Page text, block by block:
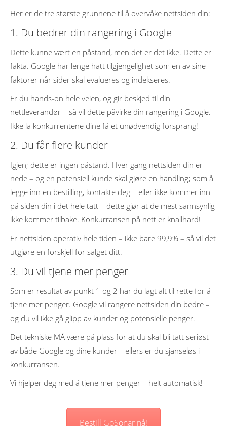
Her er de tre største grunnene til å overvåke nettsiden din:
1. Du bedrer din rangering i Google
Dette kunne vært en påstand, men det er det ikke. Dette er
fakta. Google har lenge hatt tilgjengelighet som en av sine
faktorer når sider skal evalueres og indekseres.
Er du hands-on hele veien, og gir beskjed til din
nettleverandør – så vil dette påvirke din rangering i Google.
Ikke la konkurrentene dine få et unødvendig forsprang!
2. Du får flere kunder
Igjen; dette er ingen påstand. Hver gang nettsiden din er
nede – og en potensiell kunde skal gjøre en handling; som å
legge inn en bestilling, kontakte deg – eller ikke kommer inn
på siden din i det hele tatt – dette gjør at de mest sannsynlig
ikke kommer tilbake. Konkurransen på nett er knallhard!
Er nettsiden operativ hele tiden – ikke bare 99,9% – så vil det
utgjøre en forskjell for salget ditt.
3. Du vil tjene mer penger
Som er resultat av punkt 1 og 2 har du lagt alt til rette for å
tjene mer penger. Google vil rangere nettsiden din bedre –
og du vil ikke gå glipp av kunder og potensielle penger.
Det tekniske MÅ være på plass for at du skal bli tatt seriøst
av både Google og dine kunder – ellers er du sjanseløs i
konkurransen.
Vi hjelper deg med å tjene mer penger – helt automatisk!
Bestill GoSonar nå!